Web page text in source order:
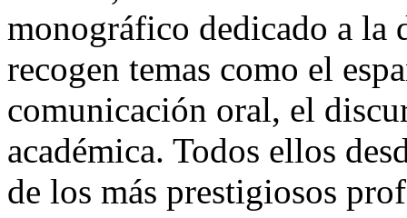
monográfico dedicado a la
recogen temas como el
comunicación oral, el
académica. Todos ellos
de los más prestigiosos